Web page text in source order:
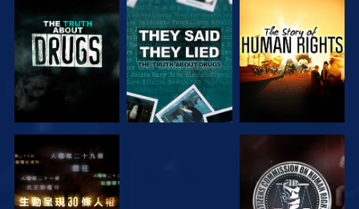
觀看 觀看 觀看
觀看 觀看